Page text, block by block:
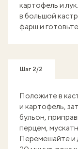
картофель и
в большой
фарш и
Шаг 2/2
Положите в
и картофель,
бульон,
перцем,
Перемешайте и